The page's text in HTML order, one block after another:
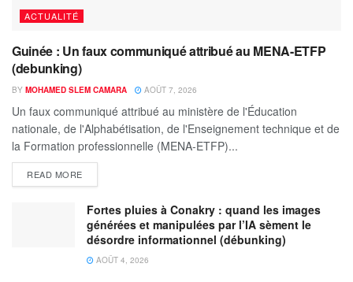
ACTUALITÉ
Guinée : Un faux communiqué attribué au MENA-ETFP
(debunking)
BY MOHAMED SLEM CAMARA AOÛT 7, 2026
Un faux communiqué attribué au ministère de l'Éducation
nationale, de l'Alphabétisation, de l'Enseignement technique et de
la Formation professionnelle (MENA-ETFP)...
READ MORE
Fortes pluies à Conakry : quand les images
générées et manipulées par l’IA sèment le
désordre informationnel (débunking)
AOÛT 4, 2026